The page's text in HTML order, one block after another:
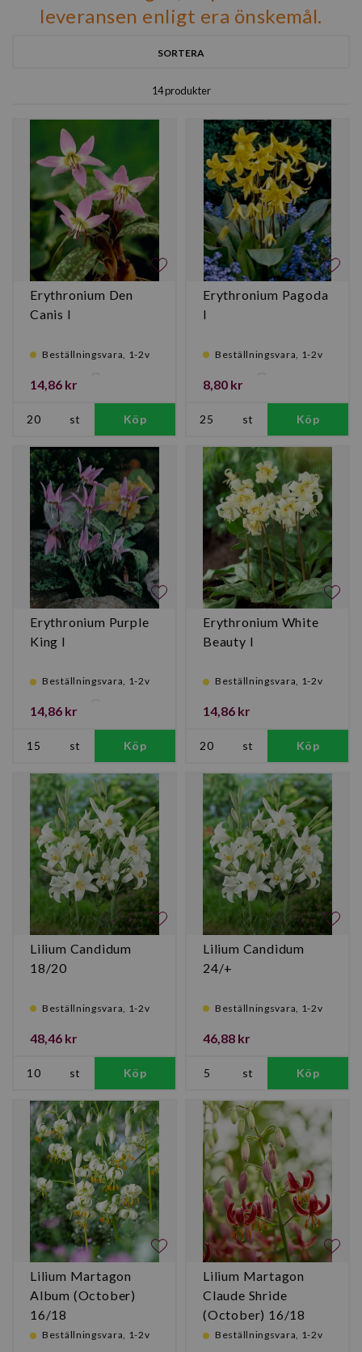
leveransen enligt era önskemål.
SORTERA
14 produkter
Erythronium Den
Canis I
Beställningsvara, 1-2v
14,86 kr
st Köp
Erythronium Pagoda
I
Beställningsvara, 1-2v
8,80 kr
st Köp
Erythronium Purple
King I
Beställningsvara, 1-2v
14,86 kr
st Köp
Erythronium White
Beauty I
Beställningsvara, 1-2v
14,86 kr
st Köp
Lilium Candidum
18/20
Beställningsvara, 1-2v
48,46 kr
st Köp
Lilium Candidum
24/+
Beställningsvara, 1-2v
46,88 kr
st Köp
Lilium Martagon
Album (October)
16/18
Beställningsvara, 1-2v
Lilium Martagon
Claude Shride
(October) 16/18
Beställningsvara, 1-2v